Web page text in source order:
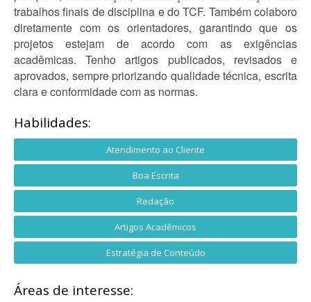
trabalhos finais de disciplina e do TCF. Também colaboro
diretamente com os orientadores, garantindo que os
projetos estejam de acordo com as exigências
acadêmicas. Tenho artigos publicados, revisados e
aprovados, sempre priorizando qualidade técnica, escrita
clara e conformidade com as normas.
Habilidades:
Atendimento ao Cliente
Boa Escrita
Redação
Artigos Acadêmicos
Estratégia de Conteúdo
Áreas de interesse: